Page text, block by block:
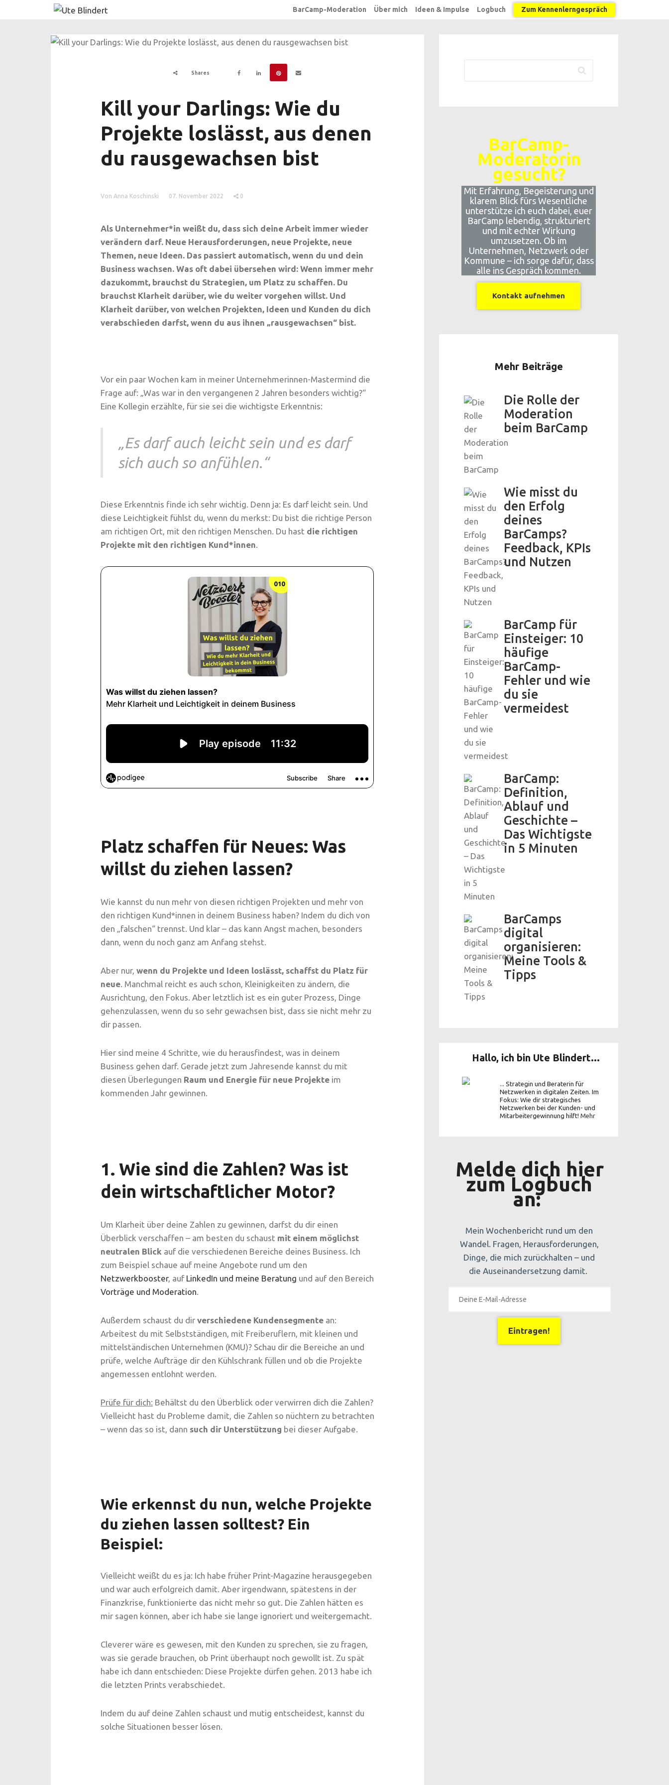
BarCamp-Moderation Über mich Ideen & Impulse Logbuch Zum Kennenlerngespräch
Shares
Kill your Darlings: Wie du
Projekte loslässt, aus denen
du rausgewachsen bist
Von Anna Koschinski 07. November 2022 0
Als Unternehmer*in weißt du, dass sich deine Arbeit immer wieder
verändern darf. Neue Herausforderungen, neue Projekte, neue
Themen, neue Ideen. Das passiert automatisch, wenn du und dein
Business wachsen. Was oft dabei übersehen wird: Wenn immer mehr
dazukommt, brauchst du Strategien, um Platz zu schaffen. Du
brauchst Klarheit darüber, wie du weiter vorgehen willst. Und
Klarheit darüber, von welchen Projekten, Ideen und Kunden du dich
verabschieden darfst, wenn du aus ihnen „rausgewachsen“ bist.
Vor ein paar Wochen kam in meiner Unternehmerinnen-Mastermind die
Frage auf: „Was war in den vergangenen 2 Jahren besonders wichtig?“
Eine Kollegin erzählte, für sie sei die wichtigste Erkenntnis:
„Es darf auch leicht sein und es darf
sich auch so anfühlen.“
Diese Erkenntnis finde ich sehr wichtig. Denn ja: Es darf leicht sein. Und
diese Leichtigkeit fühlst du, wenn du merkst: Du bist die richtige Person
am richtigen Ort, mit den richtigen Menschen. Du hast die richtigen
Projekte mit den richtigen Kund*innen.
Platz schaffen für Neues: Was
willst du ziehen lassen?
Wie kannst du nun mehr von diesen richtigen Projekten und mehr von
den richtigen Kund*innen in deinem Business haben? Indem du dich von
den „falschen“ trennst. Und klar – das kann Angst machen, besonders
dann, wenn du noch ganz am Anfang stehst.
Aber nur, wenn du Projekte und Ideen loslässt, schaffst du Platz für
neue. Manchmal reicht es auch schon, Kleinigkeiten zu ändern, die
Ausrichtung, den Fokus. Aber letztlich ist es ein guter Prozess, Dinge
gehenzulassen, wenn du so sehr gewachsen bist, dass sie nicht mehr zu
dir passen.
Hier sind meine 4 Schritte, wie du herausfindest, was in deinem
Business gehen darf. Gerade jetzt zum Jahresende kannst du mit
diesen Überlegungen Raum und Energie für neue Projekte im
kommenden Jahr gewinnen.
1. Wie sind die Zahlen? Was ist
dein wirtschaftlicher Motor?
Um Klarheit über deine Zahlen zu gewinnen, darfst du dir einen
Überblick verschaffen – am besten du schaust mit einem möglichst
neutralen Blick auf die verschiedenen Bereiche deines Business. Ich
zum Beispiel schaue auf meine Angebote rund um den
Netzwerkbooster, auf LinkedIn und meine Beratung und auf den Bereich
Vorträge und Moderation.
Außerdem schaust du dir verschiedene Kundensegmente an:
Arbeitest du mit Selbstständigen, mit Freiberuflern, mit kleinen und
mittelständischen Unternehmen (KMU)? Schau dir die Bereiche an und
prüfe, welche Aufträge dir den Kühlschrank füllen und ob die Projekte
angemessen entlohnt werden.
Prüfe für dich: Behältst du den Überblick oder verwirren dich die Zahlen?
Vielleicht hast du Probleme damit, die Zahlen so nüchtern zu betrachten
– wenn das so ist, dann such dir Unterstützung bei dieser Aufgabe.
Wie erkennst du nun, welche Projekte
du ziehen lassen solltest? Ein
Beispiel:
Vielleicht weißt du es ja: Ich habe früher Print-Magazine herausgegeben
und war auch erfolgreich damit. Aber irgendwann, spätestens in der
Finanzkrise, funktionierte das nicht mehr so gut. Die Zahlen hätten es
mir sagen können, aber ich habe sie lange ignoriert und weitergemacht.
Cleverer wäre es gewesen, mit den Kunden zu sprechen, sie zu fragen,
was sie gerade brauchen, ob Print überhaupt noch gewollt ist. Zu spät
habe ich dann entschieden: Diese Projekte dürfen gehen. 2013 habe ich
die letzten Prints verabschiedet.
Indem du auf deine Zahlen schaust und mutig entscheidest, kannst du
solche Situationen besser lösen.
BarCamp-
Moderatorin
gesucht?
Mit Erfahrung, Begeisterung und
klarem Blick fürs Wesentliche
unterstütze ich euch dabei, euer
BarCamp lebendig, strukturiert
und mit echter Wirkung
umzusetzen. Ob im
Unternehmen, Netzwerk oder
Kommune – ich sorge dafür, dass
alle ins Gespräch kommen.
Kontakt aufnehmen
Mehr Beiträge
Die Rolle der
Moderation
beim BarCamp
Wie misst du
den Erfolg
deines
BarCamps?
Feedback, KPIs
und Nutzen
BarCamp für
Einsteiger: 10
häufige
BarCamp-
Fehler und wie
du sie
vermeidest
BarCamp:
Definition,
Ablauf und
Geschichte –
Das Wichtigste
in 5 Minuten
BarCamps
digital
organisieren:
Meine Tools &
Tipps
Hallo, ich bin Ute Blindert...
... Strategin und Beraterin für
Netzwerken in digitalen Zeiten. Im
Fokus: Wie dir strategisches
Netzwerken bei der Kunden- und
Mitarbeitergewinnung hilft! Mehr
Melde dich hier
zum Logbuch
an:
Mein Wochenbericht rund um den
Wandel. Fragen, Herausforderungen,
Dinge, die mich zurückhalten – und
die Auseinandersetzung damit.
Eintragen!